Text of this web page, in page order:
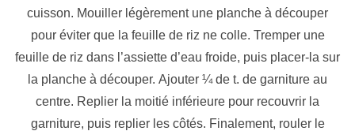
cuisson. Mouiller légèrement une planche à découper
pour éviter que la feuille de riz ne colle. Tremper une
feuille de riz dans l’assiette d’eau froide, puis placer-la sur
la planche à découper. Ajouter ¼ de t. de garniture au
centre. Replier la moitié inférieure pour recouvrir la
garniture, puis replier les côtés. Finalement, rouler le